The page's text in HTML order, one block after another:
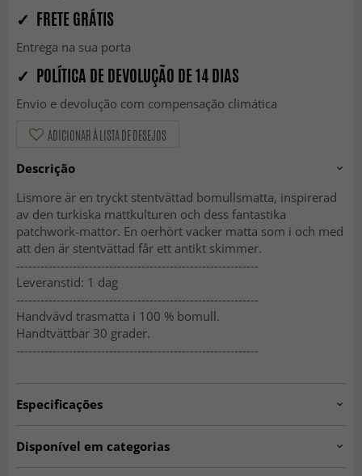
✓ FRETE GRÁTIS
Entrega na sua porta
✓ POLÍTICA DE DEVOLUÇÃO DE 14 DIAS
Envio e devolução com compensação climática
ADICIONAR À LISTA DE DESEJOS
Descrição
Lismore är en tryckt stentvättad bomullsmatta, inspirerad
av den turkiska mattkulturen och dess fantastika
patchwork-mattor. En oerhört vacker matta som i och med
att den är stentvättad får ett antikt skimmer.
------------------------------------------------------------
Leveranstid: 1 dag
------------------------------------------------------------
Handvävd trasmatta i 100 % bomull.
Handtvättbar 30 grader.
------------------------------------------------------------
Especificações
Disponível em categorias